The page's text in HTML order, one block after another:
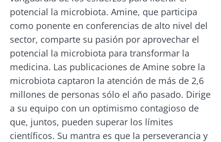
potencial la microbiota. Amine, que participa
como ponente en conferencias de alto nivel del
sector, comparte su pasión por aprovechar el
potencial la microbiota para transformar la
medicina. Las publicaciones de Amine sobre la
microbiota captaron la atención de más de 2,6
millones de personas sólo el año pasado. Dirige
a su equipo con un optimismo contagioso de
que, juntos, pueden superar los límites
científicos. Su mantra es que la perseverancia y